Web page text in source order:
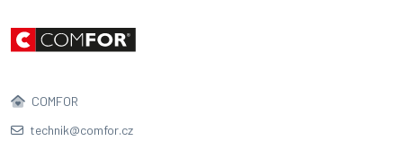
COMFOR
technik@comfor.cz